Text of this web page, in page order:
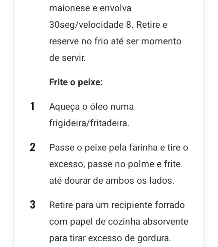
maionese e envolva
30seg/velocidade 8. Retire e
reserve no frio até ser momento
de servir.
Frite o peixe:
Aqueça o óleo numa
frigideira/fritadeira.
Passe o peixe pela farinha e tire o
excesso, passe no polme e frite
até dourar de ambos os lados.
Retire para um recipiente forrado
com papel de cozinha absorvente
para tirar excesso de gordura.